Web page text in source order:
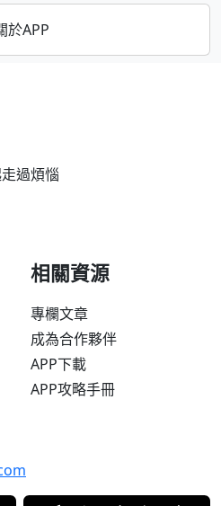
於APP
過煩惱
相關資源
專欄文章
成為合作夥伴
APP下載
APP攻略手冊